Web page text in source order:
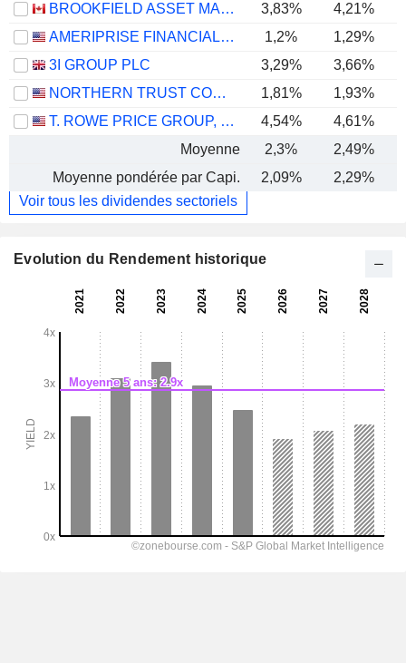
BROOKFIELD ASSET MANAGEMENT LTD.
3,83% 4,21%
AMERIPRISE FINANCIAL, INC.
1,2% 1,29%
3I GROUP PLC
3,29%
3,66%
NORTHERN TRUST CORPORATION
1,81% 1,93%
T. ROWE PRICE GROUP, INC.
4,54% 4,61%
Moyenne
2,3% 2,49%
Moyenne pondérée par Capi.
2,09% 2,29%
Voir tous les dividendes sectoriels
Evolution du Rendement historique